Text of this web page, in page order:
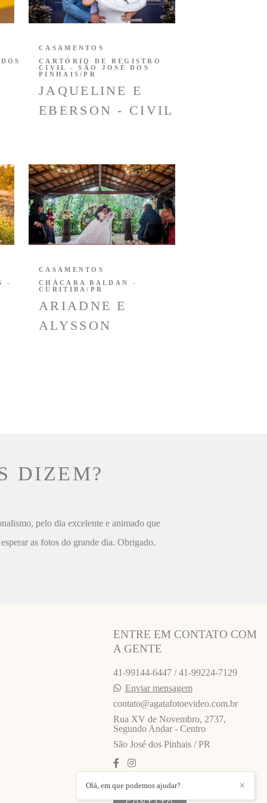
JAQUELINE E
EBERSON - CIVIL
CASAMENTOS
CARTÓRIO DE REGISTRO
CIVIL - SÃO JOSÉ DOS
PINHAIS/PR
-
ARIADNE E
ALYSSON
CASAMENTOS
CHÁCARA BALDAN -
CURITIBA/PR
DIZEM?
pelo dia excelente e animado que
as fotos do grande dia. Obrigado.
ENTRE EM CONTATO COM
A GENTE
41-99144-6447 / 41-99224-7129
Enviar mensagem
contato@agatafotoevideo.com.br
Rua XV de Novembro, 2737,
Segundo Andar - Centro
São José dos Pinhais / PR
✕
Olá, em que podemos ajudar?